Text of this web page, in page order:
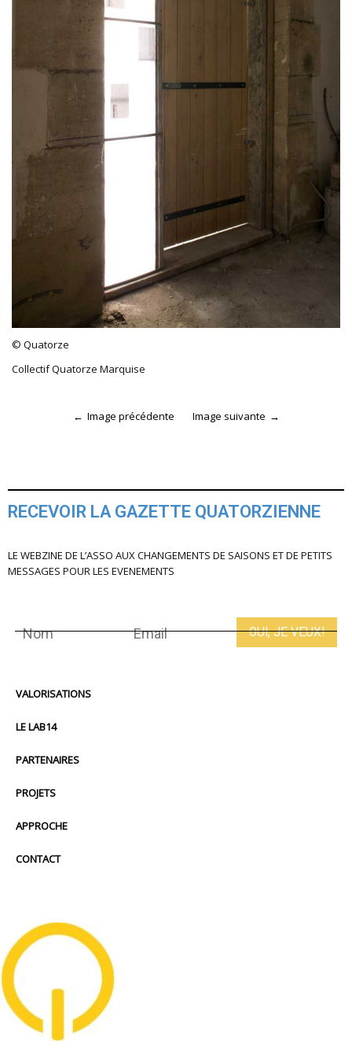
© Quatorze
Collectif Quatorze Marquise
Image précédente Image suivante
RECEVOIR LA GAZETTE QUATORZIENNE
LE WEBZINE DE L’ASSO AUX CHANGEMENTS DE SAISONS ET DE PETITS
MESSAGES POUR LES EVENEMENTS
VALORISATIONS
LE LAB14
PARTENAIRES
PROJETS
APPROCHE
CONTACT